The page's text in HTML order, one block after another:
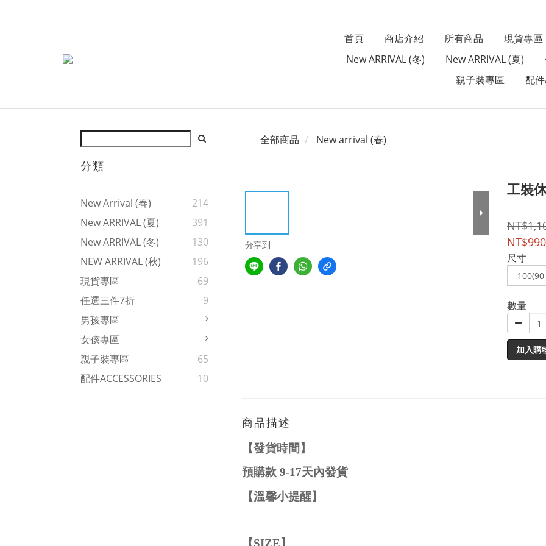
首頁 商店介紹 所有商品
現貨專區
New ARRIVAL (冬)
New ARRIVAL (夏)
親子裝專區
配件
分類
New Arrival (春)
214
New ARRIVAL (夏)
391
New ARRIVAL (冬)
130
NEW ARRIVAL (秋)
196
現貨專區
69
任選三件7折
9
男孩專區
女孩專區
親子裝專區
65
配件ACCESSORIES
10
全部商品 New arrival (春)
分享到
工裝
NT$990
尺寸
數量
加入購
商品描述
【發貨時間】
預購款 9-17天內發貨
【溫馨小提醒】